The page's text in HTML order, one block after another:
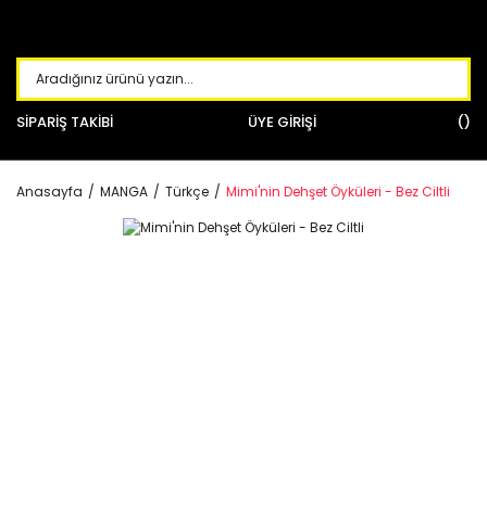
SİPARİŞ TAKİBİ ÜYE GİRİŞİ
Anasayfa MANGA Türkçe Mimi'nin Dehşet Öyküleri - Bez Ciltli